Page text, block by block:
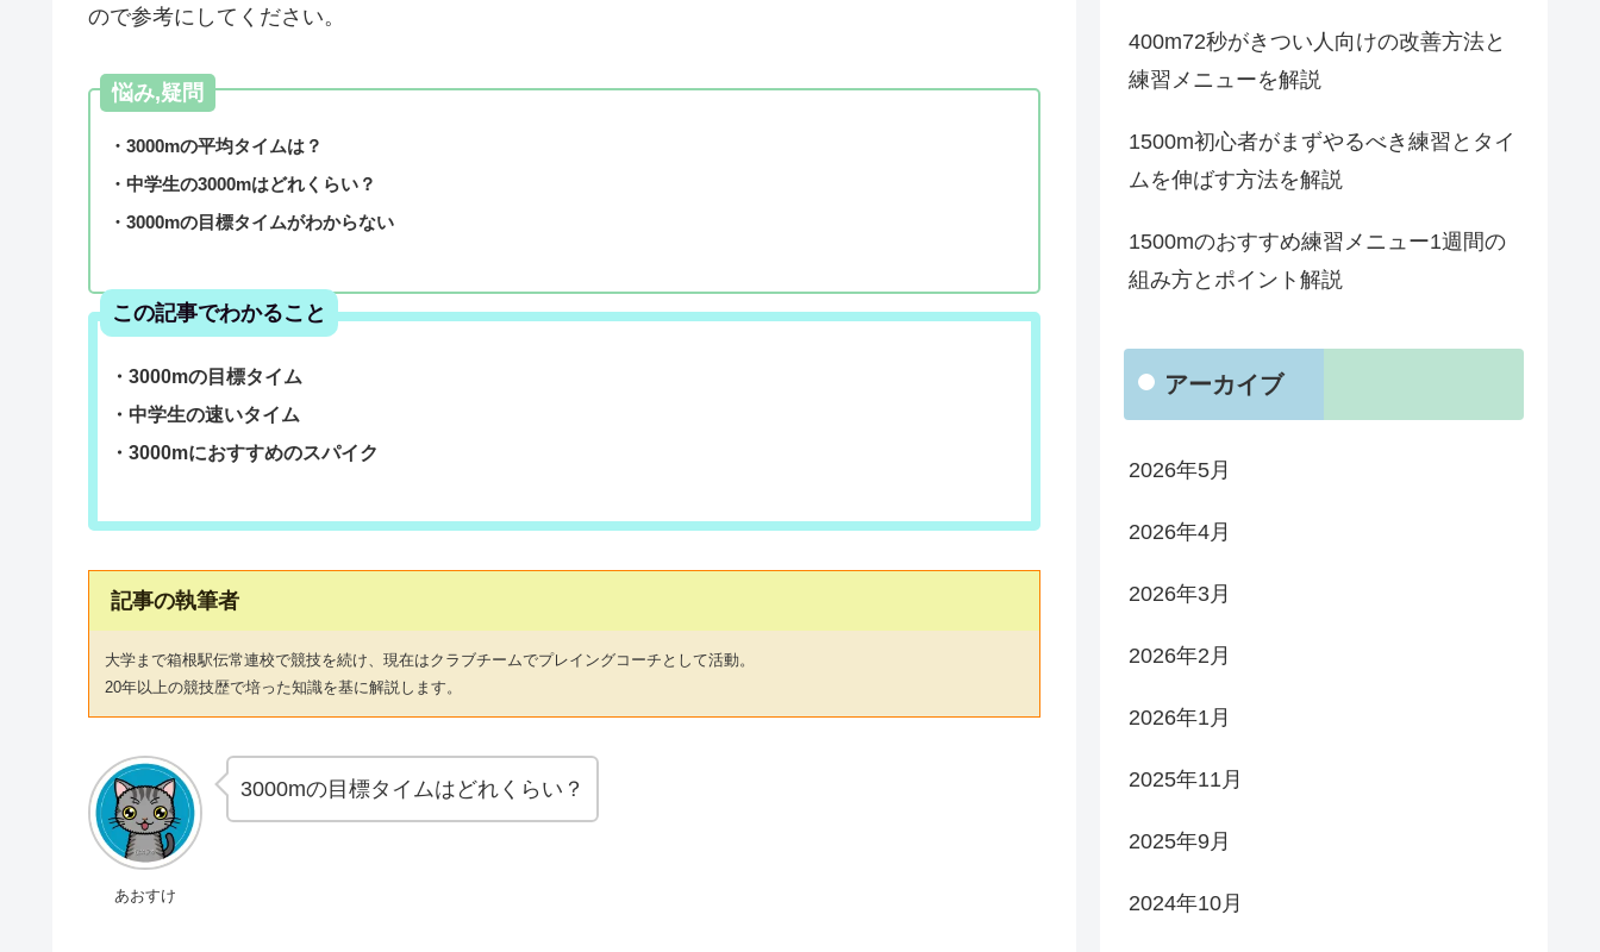
ので参考にしてください。
悩み,疑問
・3000mの平均タイムは？
・中学生の3000mはどれくらい？
・3000mの目標タイムがわからない
この記事でわかること
・3000mの目標タイム
・中学生の速いタイム
・3000mにおすすめのスパイク
記事の執筆者
大学まで箱根駅伝常連校で競技を続け、現在はクラブチームでプレイングコーチとして活動。
20年以上の競技歴で培った知識を基に解説します。
あおすけ
3000mの目標タイムはどれくらい？
400m72秒がきつい人向けの改善方法と
練習メニューを解説
1500m初心者がまずやるべき練習とタイ
ムを伸ばす方法を解説
1500mのおすすめ練習メニュー1週間の
組み方とポイント解説
アーカイブ
2026年5月
2026年4月
2026年3月
2026年2月
2026年1月
2025年11月
2025年9月
2024年10月